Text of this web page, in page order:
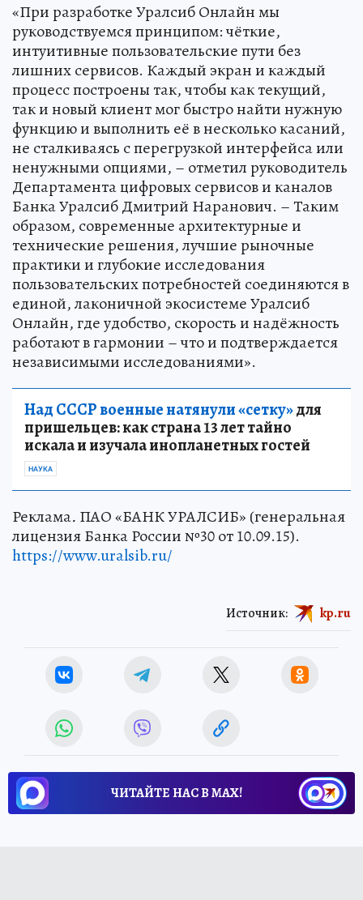
«При разработке Уралсиб Онлайн мы
руководствуемся принципом: чёткие,
интуитивные пользовательские пути без
лишних сервисов. Каждый экран и каждый
процесс построены так, чтобы как текущий,
так и новый клиент мог быстро найти нужную
функцию и выполнить её в несколько касаний,
не сталкиваясь с перегрузкой интерфейса или
ненужными опциями, – отметил руководитель
Департамента цифровых сервисов и каналов
Банка Уралсиб Дмитрий Наранович. – Таким
образом, современные архитектурные и
технические решения, лучшие рыночные
практики и глубокие исследования
пользовательских потребностей соединяются в
единой, лаконичной экосистеме Уралсиб
Онлайн, где удобство, скорость и надёжность
работают в гармонии – что и подтверждается
независимыми исследованиями».
Над СССР военные натянули «сетку»для
пришельцев: как страна 13 лет тайно
искала и изучала инопланетных гостей
НАУКА
Реклама. ПАО «БАНК УРАЛСИБ» (генеральная
лицензия Банка России №30 от 10.09.15).
https://www.uralsib.ru/
Источник: kp.ru
ЧИТАЙТЕ НАС В МАХ!